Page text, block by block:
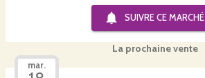
SUIVRE CE MARCHÉ
La prochaine vente
mar.